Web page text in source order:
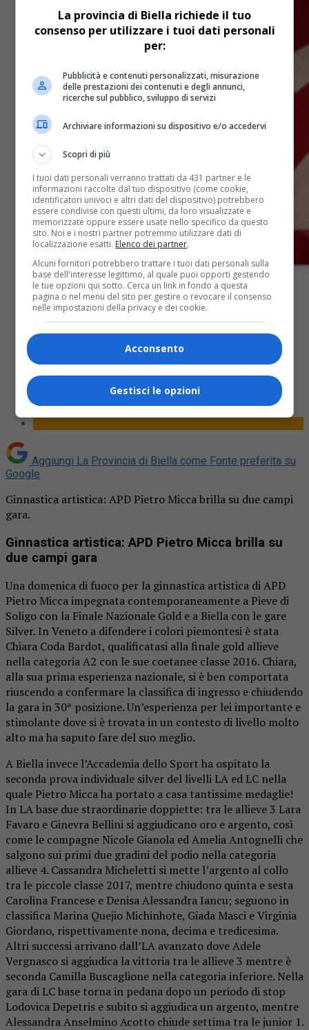
Aggiungi La Provincia di Biella come Fonte preferita su
Google
Ginnastica artistica: APD Pietro Micca brilla su due campi
gara.
Ginnastica artistica: APD Pietro Micca brilla su
due campi gara
Una domenica di fuoco per la ginnastica artistica di APD
Pietro Micca impegnata contemporaneamente a Pieve di
Soligo con la Finale Nazionale Gold e a Biella con le gare
Silver. In Veneto a difendere i colori piemontesi è stata
Chiara Coda Bardot, qualificatasi alla finale gold allieve
nella categoria A2 con le sue coetanee classe 2016. Chiara,
alla sua prima esperienza nazionale, si è ben comportata
riuscendo a confermare la classifica di ingresso e chiudendo
la gara in 30ª posizione. Un’esperienza per lei importante e
stimolante dove si è trovata in un contesto di livello molto
alto ma ha saputo fare del suo meglio.
A Biella invece l’Accademia dello Sport ha ospitato la
seconda prova individuale silver del livelli LA ed LC nella
quale Pietro Micca ha portato a casa tantissime medaglie!
In LA base due straordinarie doppiette: tra le allieve 3 Lara
Favaro e Ginevra Bellini si aggiudicano oro e argento, così
come le compagne Nicole Gianola ed Amelia Antognelli che
salgono sui primi due gradini del podio nella categoria
allieve 4. Cassandra Micheletti si mette l’argento al collo
tra le piccole classe 2017, mentre chiudono quinta e sesta
Carolina Francese e Denisa Alessandra Iancu; seguono in
classifica Marina Quejio Michinhote, Giada Masci e Virginia
Giordano, rispettivamente nona, decima e tredicesima.
Altri successi arrivano dall’LA avanzato dove Adele
Vergnasco si aggiudica la vittoria tra le allieve 3 mentre è
seconda Camilla Buscaglione nella categoria inferiore. Nella
gara di LC base torna in pedana dopo un periodo di stop
Lodovica Depetris e subito si aggiudica un argento, mentre
Alessandra Anselmino Acotto chiude settima tra le junior 1.
La provincia di Biella richiede il tuo
consenso per utilizzare i tuoi dati personali
per:
Pubblicità e contenuti personalizzati, misurazione
delle prestazioni dei contenuti e degli annunci,
ricerche sul pubblico, sviluppo di servizi
Archiviare informazioni su dispositivo e/o accedervi
Scopri di più
I tuoi dati personali verranno trattati da 431 partner e le
informazioni raccolte dal tuo dispositivo (come cookie,
identificatori univoci e altri dati del dispositivo) potrebbero
essere condivise con questi ultimi, da loro visualizzate e
memorizzate oppure essere usate nello specifico da questo
sito. Noi e i nostri partner potremmo utilizzare dati di
localizzazione esatti. Elenco dei partner.
Alcuni fornitori potrebbero trattare i tuoi dati personali sulla
base dell'interesse legittimo, al quale puoi opporti gestendo
le tue opzioni qui sotto. Cerca un link in fondo a questa
pagina o nel menu del sito per gestire o revocare il consenso
nelle impostazioni della privacy e dei cookie.
Acconsento
Gestisci le opzioni